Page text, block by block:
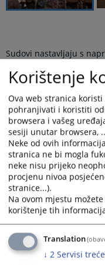
Sudovi nastavljaju s
pokazuju rezultati
tužiteljsko vijeće Bosne
2025. godine. Rezultati
predstavnike sudova
kroz primjenu
Monitoringom su
stranicama, kao i drugi
primjene dokumenta
preporuka u provedbi
Podsjetimo, riječ je o
svojevrsne vodiče za
medijima kroz
u procesu jačanja
Radionici, tijekom koje
Korištenje
Ova web stranica
pohranjivati i koristiti
browsera i vašeg
sesiji unutar browsera,
Neke od ovih
stranica ne bi mogla
neke nisu prijeko
procjenu nivoa
stranice...).
Na ovom mjestu
korištenje tih
Translation
↓ 2 Servisi